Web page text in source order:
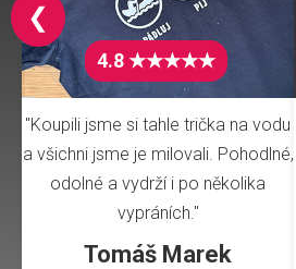
4.8 ★★★★★
"Koupili jsme si tahle trička na vodu
a všichni jsme je milovali. Pohodlné,
odolné a vydrží i po několika
vypráních."
Tomáš Marek
❮